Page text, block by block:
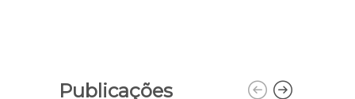
Publicações